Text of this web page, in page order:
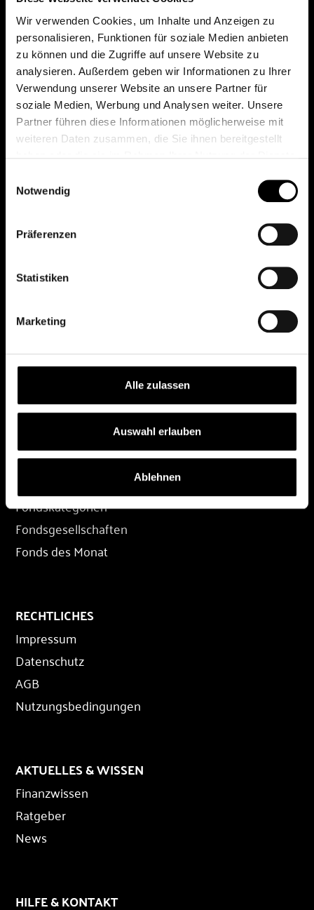
Wir verwenden Cookies, um Inhalte und Anzeigen zu
personalisieren, Funktionen für soziale Medien anbieten
zu können und die Zugriffe auf unsere Website zu
analysieren. Außerdem geben wir Informationen zu Ihrer
Verwendung unserer Website an unsere Partner für
soziale Medien, Werbung und Analysen weiter. Unsere
Partner führen diese Informationen möglicherweise mit
weiteren Daten zusammen, die Sie ihnen bereitgestellt
Notwendig
Präferenzen
Statistiken
Marketing
Alle zulassen
Auswahl erlauben
Ablehnen
Das erste Depot in Österreich mit 0€ Kontoführung,
0€ Ausgabeaufschlag und 0€ Depotgebühren bei
knapp 2000 Fonds und 0€ Orderspesen.
All rights reserved.
Depot eröffnen
Depot übertragen
Konditionen
FONDS
Fondskategorien
Fondsgesellschaften
Fonds des Monat
RECHTLICHES
Impressum
Datenschutz
AGB
Nutzungsbedingungen
AKTUELLES & WISSEN
Finanzwissen
Ratgeber
News
HILFE & KONTAKT